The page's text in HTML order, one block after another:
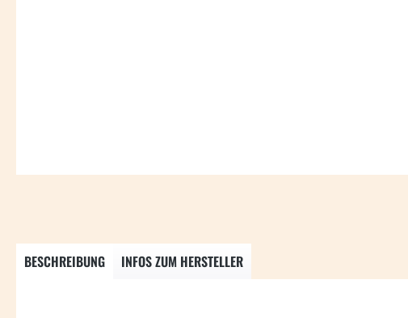
BESCHREIBUNG INFOS ZUM HERSTELLER